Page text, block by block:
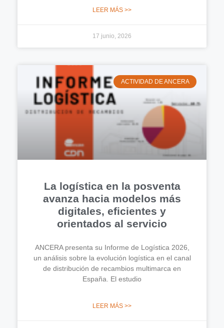
LEER MÁS >>
17 junio, 2026
ACTIVIDAD DE ANCERA
La logística en la posventa
avanza hacia modelos más
digitales, eficientes y
orientados al servicio
ANCERA presenta su Informe de Logística 2026,
un análisis sobre la evolución logística en el canal
de distribución de recambios multimarca en
España. El estudio
LEER MÁS >>